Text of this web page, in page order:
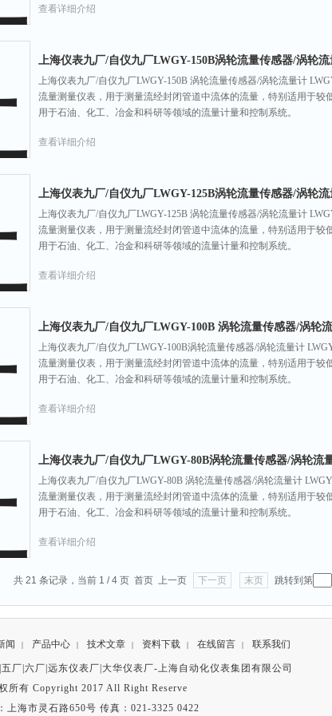
查看详细介绍
上海仪表九厂/自仪九厂LWGY-150B涡轮流量传感器/涡轮
上海仪表九厂/自仪九厂LWGY-150B 涡轮流量传感器/涡轮流量计
流量测量仪表，用于测量流经封闭管道中流体的流量，特别适用于较
用于石油、化工、冶金和科研等领域的流量计量和控制系统。
查看详细介绍
上海仪表九厂/自仪九厂LWGY-125B涡轮流量传感器/涡轮
上海仪表九厂/自仪九厂LWGY-125B 涡轮流量传感器/涡轮流量计
流量测量仪表，用于测量流经封闭管道中流体的流量，特别适用于较
用于石油、化工、冶金和科研等领域的流量计量和控制系统。
查看详细介绍
上海仪表九厂/自仪九厂LWGY-100B 涡轮流量传感器/涡轮
上海仪表九厂/自仪九厂LWGY-100B涡轮流量传感器/涡轮流量计
流量测量仪表，用于测量流经封闭管道中流体的流量，特别适用于较
用于石油、化工、冶金和科研等领域的流量计量和控制系统。
查看详细介绍
上海仪表九厂/自仪九厂LWGY-80B涡轮流量传感器/涡轮流
上海仪表九厂/自仪九厂LWGY-80B 涡轮流量传感器/涡轮流量计
流量测量仪表，用于测量流经封闭管道中流体的流量，特别适用于较
用于石油、化工、冶金和科研等领域的流量计量和控制系统。
查看详细介绍
共 21 条记录，当前 1 / 4 页 首页 上一页 下一页 末页 跳转到第
闻 | 产品中心 | 技术文章 | 资料下载 | 在线留言 | 联系我们
厂|六厂|远东仪表厂|大华仪表厂-上海自动化仪表集团有限公司
所有 Copyright 2017 All Right Reserve
上海市灵石路650号 传真：021-3325 0422